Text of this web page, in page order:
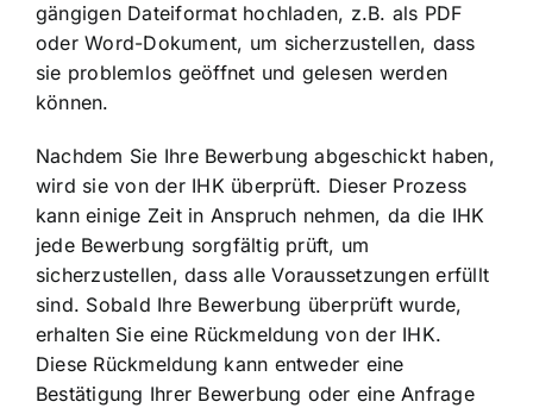
gängigen Dateiformat hochladen, z.B. als PDF
oder Word-Dokument, um sicherzustellen, dass
sie problemlos geöffnet und gelesen werden
können.
Nachdem Sie Ihre Bewerbung abgeschickt haben,
wird sie von der IHK überprüft. Dieser Prozess
kann einige Zeit in Anspruch nehmen, da die IHK
jede Bewerbung sorgfältig prüft, um
sicherzustellen, dass alle Voraussetzungen erfüllt
sind. Sobald Ihre Bewerbung überprüft wurde,
erhalten Sie eine Rückmeldung von der IHK.
Diese Rückmeldung kann entweder eine
Bestätigung Ihrer Bewerbung oder eine Anfrage